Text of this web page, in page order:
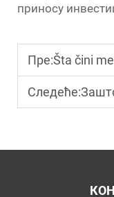
приносу
Пре:Šta čini
Следеће:Зашто